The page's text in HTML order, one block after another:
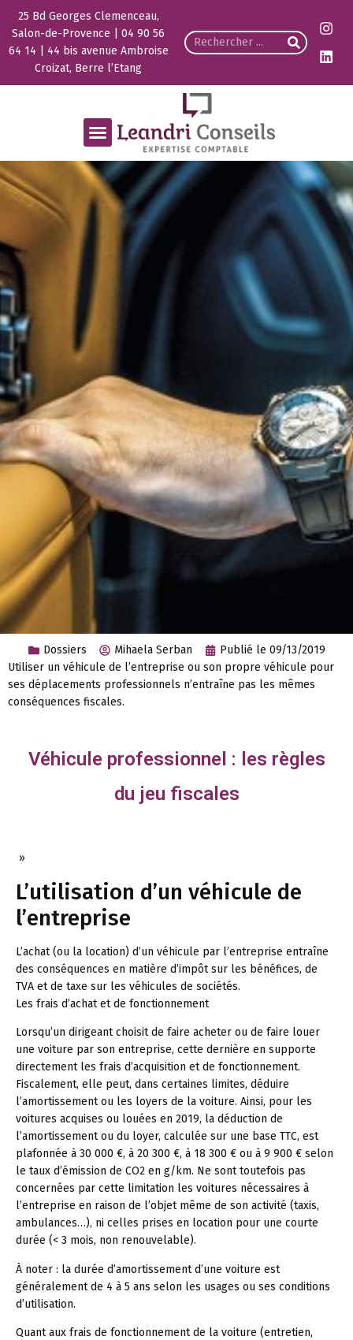
25 Bd Georges Clemenceau,
Salon-de-Provence | 04 90 56
64 14 | 44 bis avenue Ambroise
Croizat, Berre l’Etang
Dossiers Mihaela Serban Publié le 09/13/2019
Utiliser un véhicule de l’entreprise ou son propre véhicule pour
ses déplacements professionnels n’entraîne pas les mêmes
conséquences fiscales.
Véhicule professionnel : les règles
du jeu fiscales
»
L’utilisation d’un véhicule de
l’entreprise
L’achat (ou la location) d’un véhicule par l’entreprise entraîne
des conséquences en matière d’impôt sur les bénéfices, de
TVA et de taxe sur les véhicules de sociétés.
Les frais d’achat et de fonctionnement
Lorsqu’un dirigeant choisit de faire acheter ou de faire louer
une voiture par son entreprise, cette dernière en supporte
directement les frais d’acquisition et de fonctionnement.
Fiscalement, elle peut, dans certaines limites, déduire
l’amortissement ou les loyers de la voiture. Ainsi, pour les
voitures acquises ou louées en 2019, la déduction de
l’amortissement ou du loyer, calculée sur une base TTC, est
plafonnée à 30 000 €, à 20 300 €, à 18 300 € ou à 9 900 € selon
le taux d’émission de CO2 en g/km. Ne sont toutefois pas
concernées par cette limitation les voitures nécessaires à
l’entreprise en raison de l’objet même de son activité (taxis,
ambulances…), ni celles prises en location pour une courte
durée (< 3 mois, non renouvelable).
À noter : la durée d’amortissement d’une voiture est
généralement de 4 à 5 ans selon les usages ou ses conditions
d’utilisation.
Quant aux frais de fonctionnement de la voiture (entretien,